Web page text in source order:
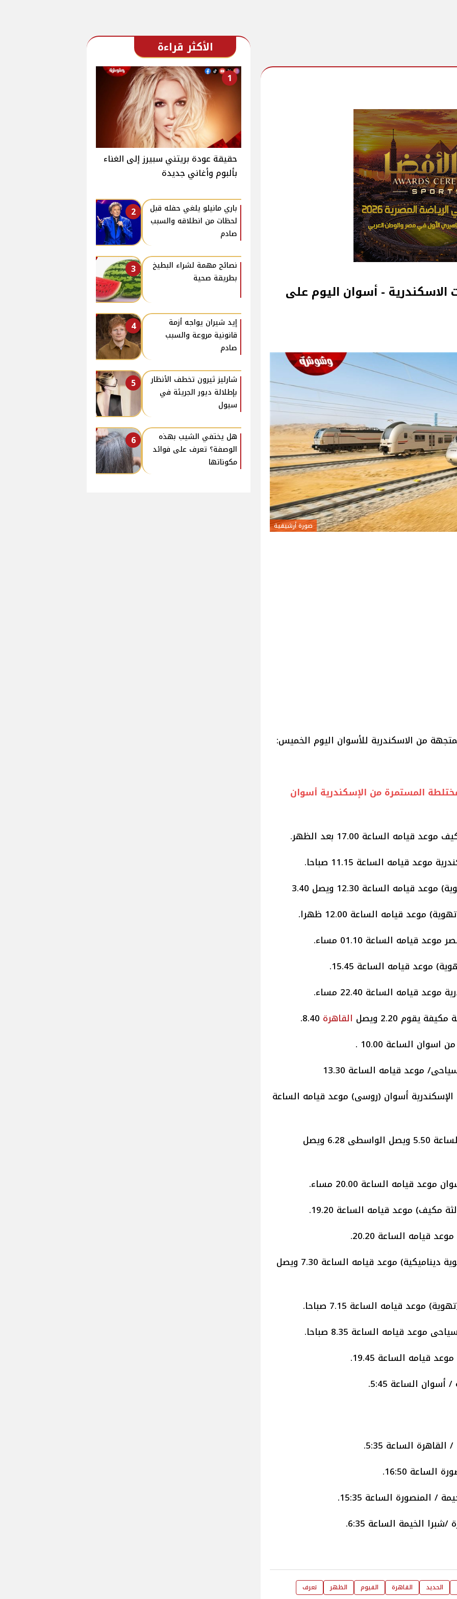
- أسوان اليوم على
صورة أرشيفية
من الاسكندرية للأسوان اليوم الخميس:
المستمرة من الإسكندرية أسوان
يقوم 2.20 ويصل القاهرة
الإسكندرية أسوان (روسى) موعد قيامه الساعة
مكيف) موعد قيامه الساعة 19.20.
قيامه الساعة 20.20.
(تهوية ديناميكية) موعد قيامه الساعة 7.30 ويصل
قيامه الساعة 19.45.
الحديد القاهرة الفيوم الظهر تعرف
الأكثر قراءة
1
حقيقة عودة بريتني سبيرز إلى الغناء
بألبوم وأغاني جديدة
2
باري مانيلو يلغي حفله قبل
لحظات من انطلاقه والسبب
صادم
3
نصائح مهمة لشراء البطيخ
بطريقة صحية
4
إيد شيران يواجه أزمة
قانونية مروعة والسبب
صادم
5
شارليز ثيرون تخطف الأنظار
بإطلالة ديور الجريئة في
سيول
6
هل يختفي الشيب بهذه
الوصفة؟ تعرف على فوائد
مكوناتها